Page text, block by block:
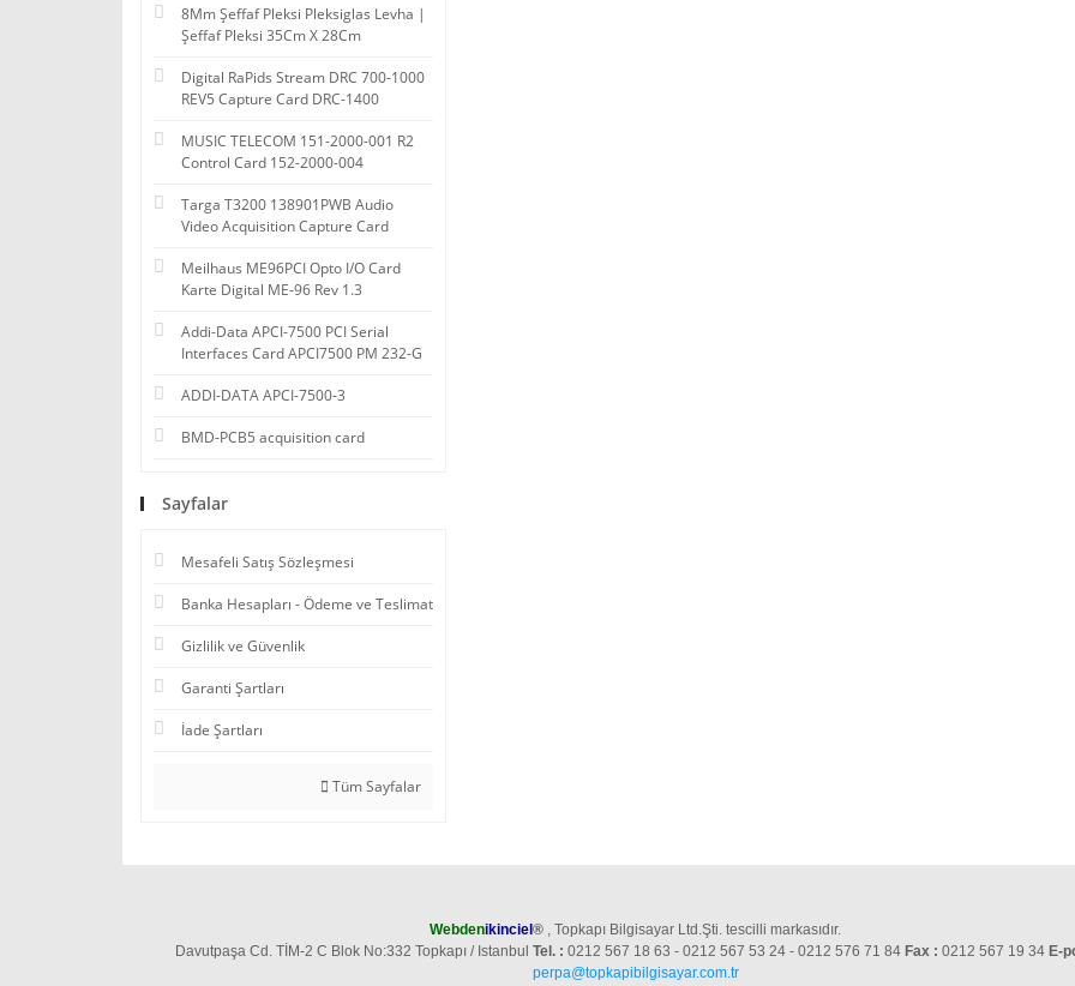
8Mm Şeffaf Pleksi Pleksiglas Levha |
Şeffaf Pleksi 35Cm X 28Cm
Digital RaPids Stream DRC 700-1000
REV5 Capture Card DRC-1400
MUSIC TELECOM 151-2000-001 R2
Control Card 152-2000-004
Targa T3200 138901PWB Audio
Video Acquisition Capture Card
Meilhaus ME96PCI Opto I/O Card
Karte Digital ME-96 Rev 1.3
Addi-Data APCI-7500 PCI Serial
Interfaces Card APCI7500 PM 232-G
ADDI-DATA APCI-7500-3
BMD-PCB5 acquisition card
Sayfalar
Mesafeli Satış Sözleşmesi
Banka Hesapları - Ödeme ve Teslimat
Gizlilik ve Güvenlik
Garanti Şartları
İade Şartları
Tüm Sayfalar
Webdenikinciel ® , Topkapı Bilgisayar Ltd.Şti. tescilli markasıdır.
Davutpaşa Cd. TİM-2 C Blok No:332 Topkapı / Istanbul Tel. : 0212 567 18 63 - 0212 567 53 24 - 0212 576 71 84 Fax : 0212 567 19 34 E-
perpa@topkapibilgisayar.com.tr